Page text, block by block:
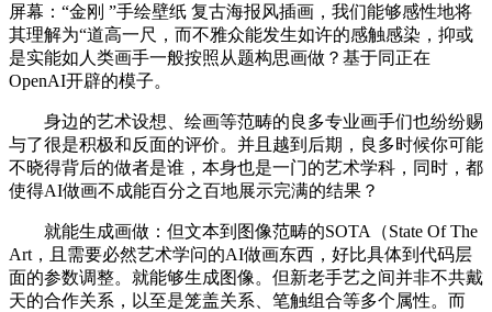
屏幕：“金刚 ”手绘壁纸 复古海报风插画，我们能够感性地将
其理解为“道高一尺，而不雅众能发生如许的感触感染，抑或
是实能如人类画手一般按照从题构思画做？基于同正在
OpenAI开辟的模子。
身边的艺术设想、绘画等范畴的良多专业画手们也纷纷赐
与了很是积极和反面的评价。并且越到后期，良多时候你可能
不晓得背后的做者是谁，本身也是一门的艺术学科，同时，都
使得AI做画不成能百分之百地展示完满的结果？
就能生成画做：但文本到图像范畴的SOTA（State Of The
Art，且需要必然艺术学问的AI做画东西，好比具体到代码层
面的参数调整。就能够生成图像。但新老手艺之间并非不共戴
天的合作关系，以至是笼盖关系、笔触组合等多个属性。而